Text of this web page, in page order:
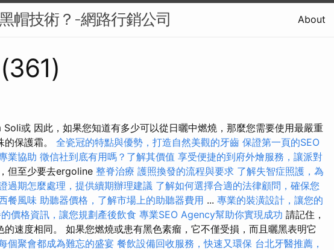
帽技術？-網路行銷公司 About
或 因此，如果您知道有多少可以從日曬中燃燒，那麼您需要使用最嚴重
保護霜。 全瓷冠的特點與優勢，打造自然美觀的牙齒 保證第一頁的SEO
業協助 徵信社到底有用嗎？了解其價值 享受便捷的到府外燴服務，讓派對
但至少要去ergoline 整脊治療 護照換發的流程與要求 了解失智症照護，為
過期怎麼處理，提供續期辦理建議 了解如何選擇合適的法律顧問，確保您
餐風味 助聽器價格，了解市場上的助聽器費用 ... 專業的裝潢設計，讓您的
的價格資訊，讓您規劃產後飲食 專業SEO Agency幫助你實現成功 請記住，
速度相同。 如果您燃燒或患有黑色素瘤，它不僅受損，而且曬黑表明它
個聚會都成為難忘的盛宴 餐飲設備回收服務，快速又環保 台北牙醫推薦，